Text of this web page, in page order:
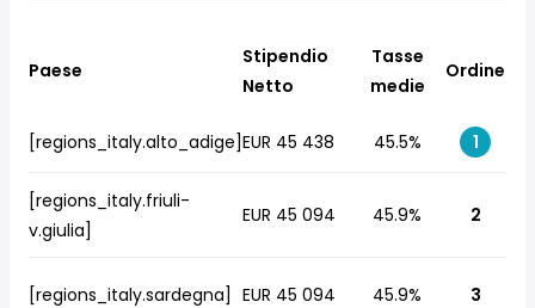
Paese
Stipendio
Netto
Tasse
medie
Ordine
[regions_italy.alto_adige]EUR 45 438 45.5% 1
[regions_italy.friuli-
v.giulia]
EUR 45 094 45.9% 2
[regions_italy.sardegna] EUR 45 094 45.9% 3